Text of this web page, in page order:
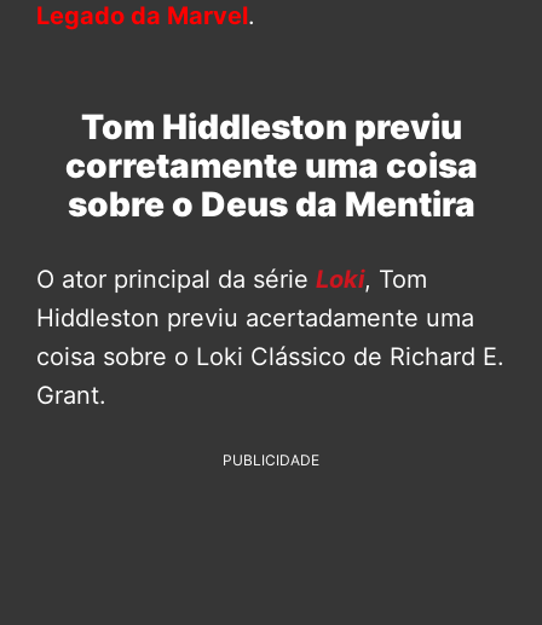
Legado da Marvel.
Tom Hiddleston previu
corretamente uma coisa
sobre o Deus da Mentira
O ator principal da série Loki, Tom
Hiddleston previu acertadamente uma
coisa sobre o Loki Clássico de Richard E.
Grant.
PUBLICIDADE